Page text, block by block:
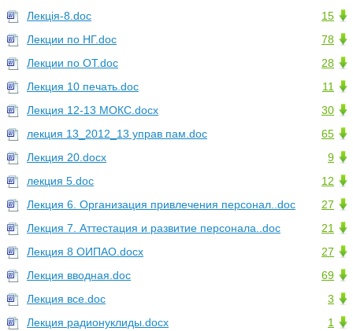
15
Лекція-8.doc
78
Лекции по НГ.doc
28
Лекции по ОТ.doc
11
Лекция 10 печать.doc
30
Лекция 12-13 МОКС.docx
65
лекция 13_2012_13 управ пам.doc
9
Лекция 20.docx
12
лекция 5.doc
27
Лекция 6. Организация привлечения персонал..doc
21
Лекция 7. Аттестация и развитие персонала..doc
27
Лекция 8 ОИПАО.docx
69
Лекция вводная.doc
3
Лекция все.doc
1
Лекция радионуклиды.docx